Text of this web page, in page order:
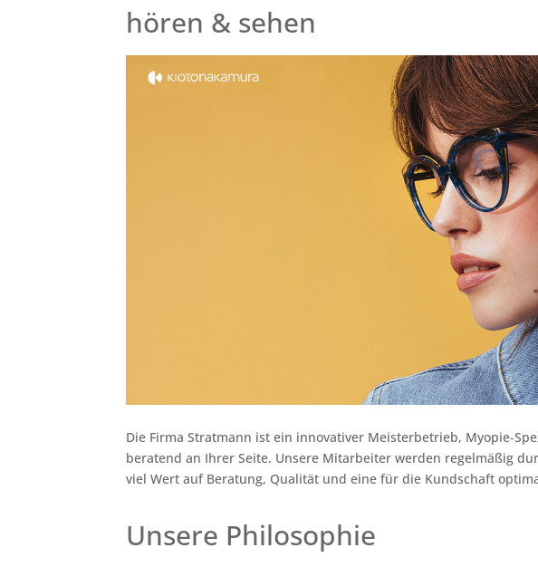
hören & sehen
Die Firma Stratmann ist ein innovativer Meisterbetrieb, Myopie-
beratend an Ihrer Seite. Unsere Mitarbeiter werden regelmäßig
viel Wert auf Beratung, Qualität und eine für die Kundschaft
Unsere Philosophie